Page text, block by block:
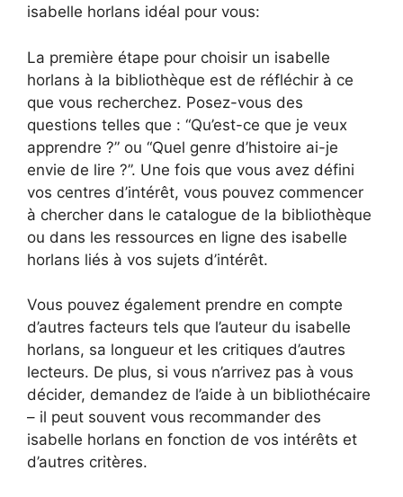
isabelle horlans idéal pour vous:
La première étape pour choisir un isabelle
horlans à la bibliothèque est de réfléchir à ce
que vous recherchez. Posez-vous des
questions telles que : “Qu’est-ce que je veux
apprendre ?” ou “Quel genre d’histoire ai-je
envie de lire ?”. Une fois que vous avez défini
vos centres d’intérêt, vous pouvez commencer
à chercher dans le catalogue de la bibliothèque
ou dans les ressources en ligne des isabelle
horlans liés à vos sujets d’intérêt.
Vous pouvez également prendre en compte
d’autres facteurs tels que l’auteur du isabelle
horlans, sa longueur et les critiques d’autres
lecteurs. De plus, si vous n’arrivez pas à vous
décider, demandez de l’aide à un bibliothécaire
– il peut souvent vous recommander des
isabelle horlans en fonction de vos intérêts et
d’autres critères.